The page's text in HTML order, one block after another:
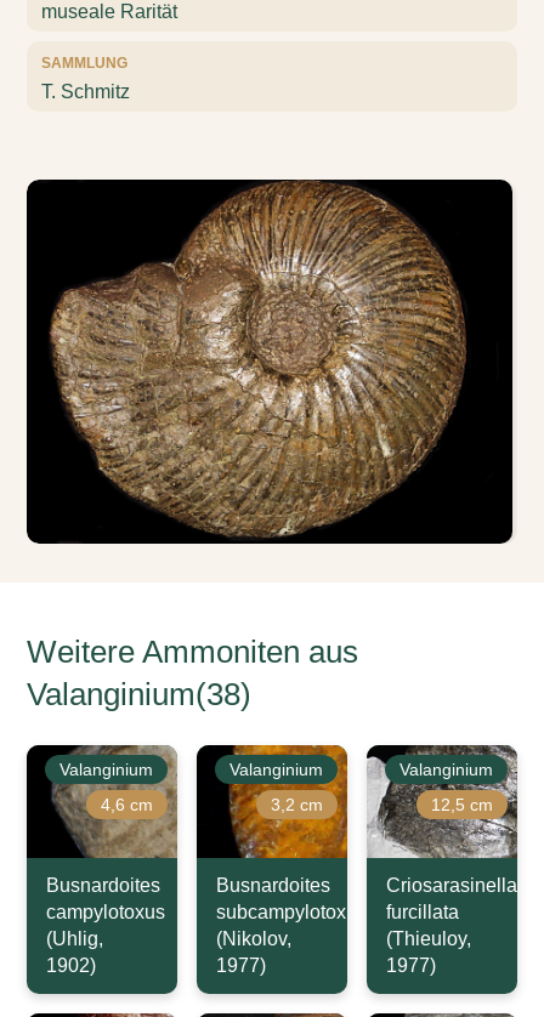
museale Rarität
SAMMLUNG
T. Schmitz
Weitere Ammoniten aus
Valanginium(38)
Valanginium
4,6 cm
Busnardoites
campylotoxus
(Uhlig,
1902)
Valanginium
3,2 cm
Busnardoites
subcampylotoxus
(Nikolov,
1977)
Valanginium
12,5 cm
Criosarasinella
furcillata
(Thieuloy,
1977)